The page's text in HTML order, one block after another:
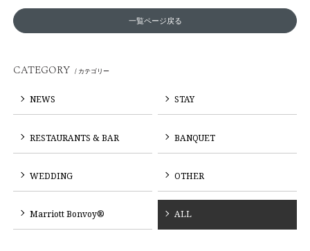
場
かな秋の味覚 オーダー制で味わ
うメインディッシュが、月替わり
一覧ページ戻る
CATEGORY / カテゴリー
NEWS STAY
RESTAURANTS & BAR BANQUET
WEDDING OTHER
Marriott Bonvoy® ALL